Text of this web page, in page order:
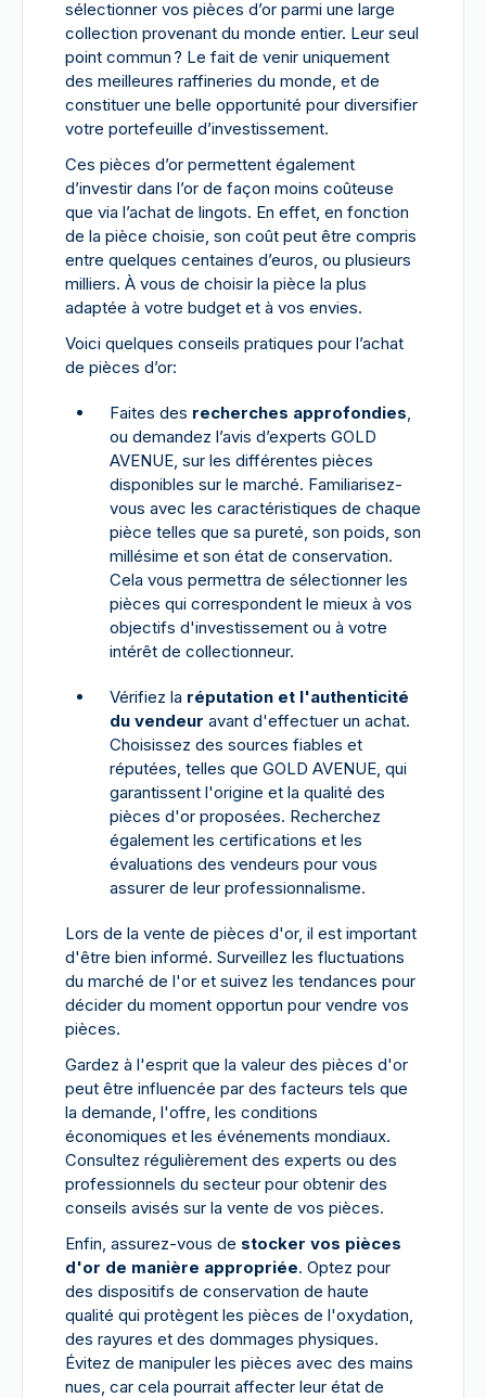
sélectionner vos pièces d’or parmi une large
collection provenant du monde entier. Leur seul
point commun ? Le fait de venir uniquement
des meilleures raffineries du monde, et de
constituer une belle opportunité pour diversifier
votre portefeuille d’investissement.
Ces pièces d’or permettent également
d’investir dans l’or de façon moins coûteuse
que via l’achat de lingots. En effet, en fonction
de la pièce choisie, son coût peut être compris
entre quelques centaines d’euros, ou plusieurs
milliers. À vous de choisir la pièce la plus
adaptée à votre budget et à vos envies.
Voici quelques conseils pratiques pour l’achat
de pièces d’or:
Faites des recherches approfondies,
ou demandez l’avis d’experts GOLD
AVENUE, sur les différentes pièces
disponibles sur le marché. Familiarisez-
vous avec les caractéristiques de chaque
pièce telles que sa pureté, son poids, son
millésime et son état de conservation.
Cela vous permettra de sélectionner les
pièces qui correspondent le mieux à vos
objectifs d'investissement ou à votre
intérêt de collectionneur.
Vérifiez la réputation et l'authenticité
du vendeur avant d'effectuer un achat.
Choisissez des sources fiables et
réputées, telles que GOLD AVENUE, qui
garantissent l'origine et la qualité des
pièces d'or proposées. Recherchez
également les certifications et les
évaluations des vendeurs pour vous
assurer de leur professionnalisme.
Lors de la vente de pièces d'or, il est important
d'être bien informé. Surveillez les fluctuations
du marché de l'or et suivez les tendances pour
décider du moment opportun pour vendre vos
pièces.
Gardez à l'esprit que la valeur des pièces d'or
peut être influencée par des facteurs tels que
la demande, l'offre, les conditions
économiques et les événements mondiaux.
Consultez régulièrement des experts ou des
professionnels du secteur pour obtenir des
conseils avisés sur la vente de vos pièces.
Enfin, assurez-vous de stocker vos pièces
d'or de manière appropriée. Optez pour
des dispositifs de conservation de haute
qualité qui protègent les pièces de l'oxydation,
des rayures et des dommages physiques.
Évitez de manipuler les pièces avec des mains
nues, car cela pourrait affecter leur état de